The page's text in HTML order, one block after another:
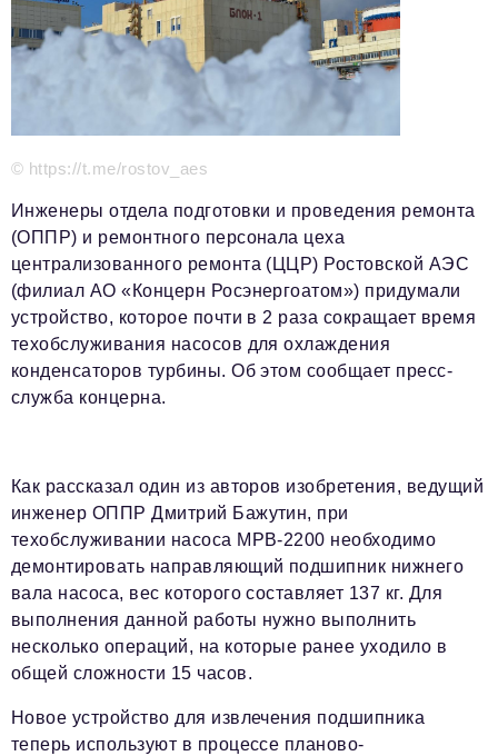
Энергетика
Недвижимость
Промышленность
Общество
Транспорт
Телеком
ЖКХ
Образование
Новости компании
Авторские материалы
Телефон редакции:+7 495 727-01-67
© https://t.me/rostov_aes
Инженеры отдела подготовки и проведения ремонта
(ОППР) и ремонтного персонала цеха
централизованного ремонта (ЦЦР) Ростовской АЭС
(филиал АО «Концерн Росэнергоатом») придумали
устройство, которое почти в 2 раза сокращает время
техобслуживания насосов для охлаждения
конденсаторов турбины. Об этом сообщает пресс-
служба концерна.
Как рассказал один из авторов изобретения, ведущий
инженер ОППР Дмитрий Бажутин, при
техобслуживании насоса МРВ-2200 необходимо
демонтировать направляющий подшипник нижнего
вала насоса, вес которого составляет 137 кг. Для
выполнения данной работы нужно выполнить
несколько операций, на которые ранее уходило в
общей сложности 15 часов.
Новое устройство для извлечения подшипника
теперь используют в процессе планово-